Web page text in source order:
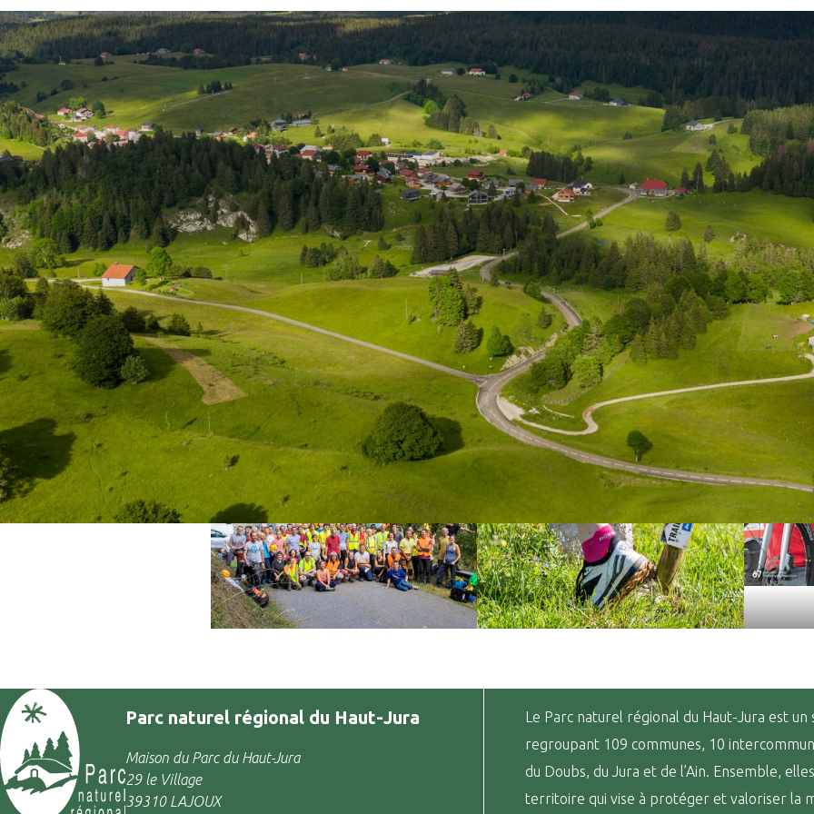
Accueil Vous accompagner » Accompagner les associations
Accompagner les associations
Votre association organise un évènement sportif sur le Parc…
Votre association a un projet d’animation de sensibilisation et
territoire…
Votre association a un projet en lien avec l’agriculture et
Votre association est gestionnaire de milieux naturels…
Cette liste n’est pas exhaustive. Pour tout autre projet et initiative innovante en faveur
territoire (ex : énergies renouvelables, mobilité durable, alimentation locale, …), nous
denos équipes .
Parc naturel régional du Haut-Jura
Maison du Parc du Haut-Jura
29 le Village
39310 LAJOUX
Le Parc naturel régional du Haut-Jura est un
regroupant 109 communes, 10
du Doubs, du Jura et de l’Ain. Ensemble,
territoire qui vise à protéger et valoriser la